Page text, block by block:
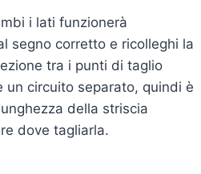
i lati funzionerà
segno corretto e ricolleghi la
tra i punti di taglio
un circuito separato, quindi è
della striscia
dove tagliarla.